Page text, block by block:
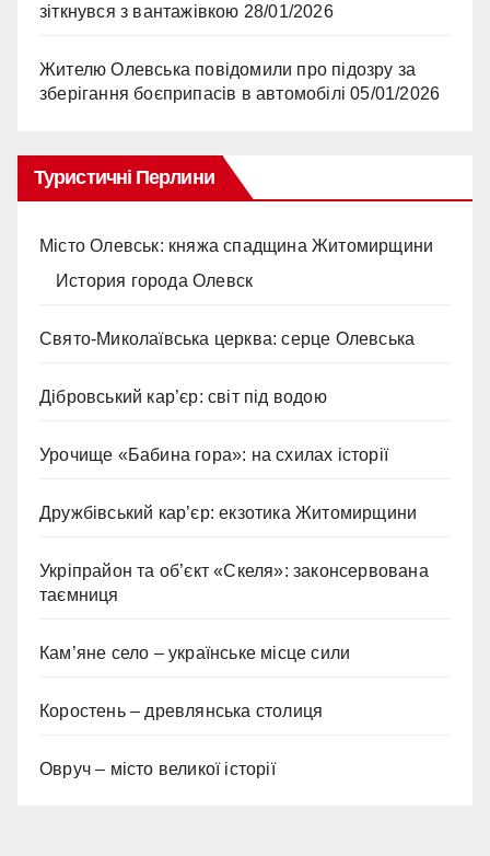
зіткнувся з вантажівкою 28/01/2026
Жителю Олевська повідомили про підозру за
зберігання боєприпасів в автомобілі 05/01/2026
Туристичні Перлини
Місто Олевськ: княжа спадщина Житомирщини
История города Олевск
Свято-Миколаївська церква: серце Олевська
Дібровський кар’єр: світ під водою
Урочище «Бабина гора»: на схилах історії
Дружбівський кар’єр: екзотика Житомирщини
Укріпрайон та об’єкт «Скеля»: законсервована
таємниця
Кам’яне село – українське місце сили
Коростень – древлянська столиця
Овруч – місто великої історії